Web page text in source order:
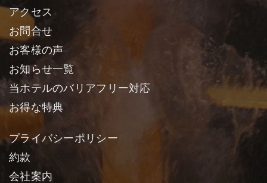
アクセス
お問合せ
お客様の声
お知らせ一覧
当ホテルのバリアフリー対応
お得な特典
プライバシーポリシー
約款
会社案内